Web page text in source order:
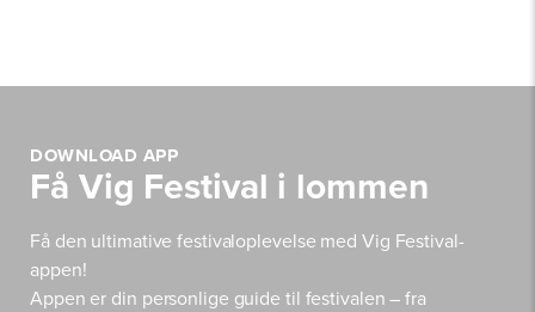
DOWNLOAD APP
Få Vig Festival i lommen
Få den ultimative festivaloplevelse med Vig Festival-
appen!
Appen er din personlige guide til festivalen – fra